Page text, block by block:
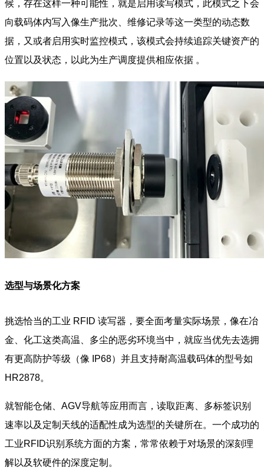
候，存在这样一种可能性，就是启用读写模式，此模式之下会
向载码体内写入像生产批次、维修记录等这一类型的动态数
据，又或者启用实时监控模式，该模式会持续追踪关键资产的
位置以及状态，以此为生产调度提供相应依据 。
选型与场景化方案
挑选恰当的工业 RFID 读写器，要全面考量实际场景，像在冶
金、化工这类高温、多尘的恶劣环境当中，就应当优先去选拥
有更高防护等级（像 IP68）并且支持耐高温载码体的型号如
HR2878。
就智能仓储、AGV导航等应用而言，读取距离、多标签识别
速率以及定制天线的适配性成为选型的关键所在。一个成功的
工业RFID识别系统方面的方案，常常依赖于对场景的深刻理
解以及软硬件的深度定制。